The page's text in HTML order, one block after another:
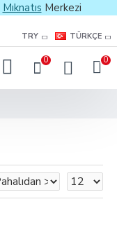
Mıknatıs Merkezi
TRY TÜRKÇE
0 0